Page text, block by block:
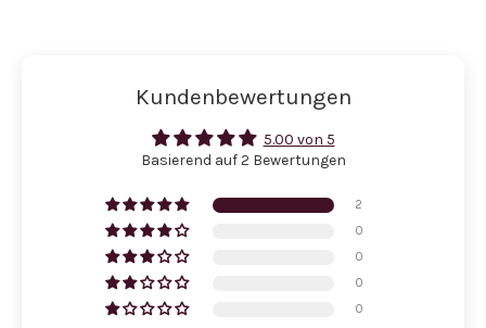
Kundenbewertungen
5.00 von 5
Basierend auf 2 Bewertungen
2
0
0
0
0